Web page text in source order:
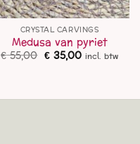
CRYSTAL CARVINGS
Medusa van pyriet
€55,00 Oorspronkelijke
prijs
€35,00Huidige
prijs
incl. btw